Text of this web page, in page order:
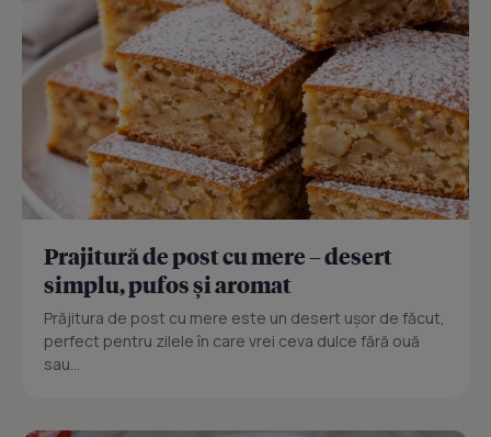
Prajitură de post cu mere – desert
simplu, pufos și aromat
Prăjitura de post cu mere este un desert ușor de făcut,
perfect pentru zilele în care vrei ceva dulce fără ouă
sau...